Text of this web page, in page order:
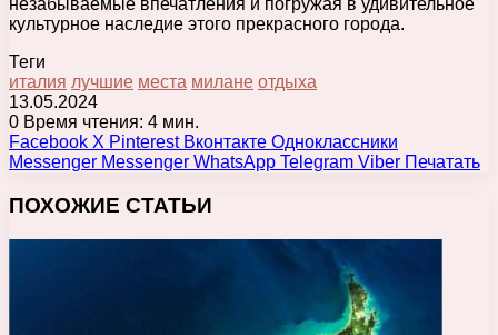
незабываемые впечатления и погружая в удивительное
культурное наследие этого прекрасного города.
Теги
италия лучшие места милане отдыха
13.05.2024
0 Время чтения: 4 мин.
Facebook X Pinterest Вконтакте Одноклассники
Messenger Messenger WhatsApp Telegram Viber Печатать
ПОХОЖИЕ СТАТЬИ